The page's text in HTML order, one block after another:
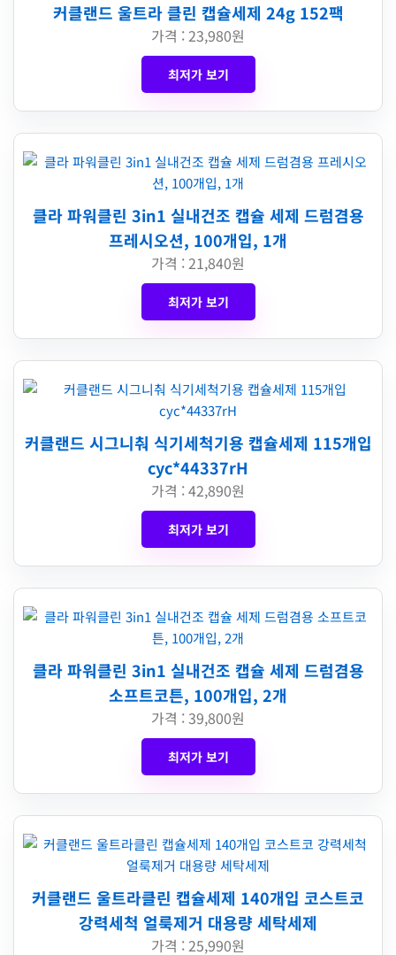
커클랜드 울트라 클린 캡슐세제 24g 152팩
가격 : 23,980원
최저가 보기
클라 파워클린 3in1 실내건조 캡슐 세제 드럼겸용
프레시오션, 100개입, 1개
가격 : 21,840원
최저가 보기
커클랜드 시그니춰 식기세척기용 캡슐세제 115개입
cyc*44337rH
가격 : 42,890원
최저가 보기
클라 파워클린 3in1 실내건조 캡슐 세제 드럼겸용
소프트코튼, 100개입, 2개
가격 : 39,800원
최저가 보기
커클랜드 울트라클린 캡슐세제 140개입 코스트코
강력세척 얼룩제거 대용량 세탁세제
가격 : 25,990원